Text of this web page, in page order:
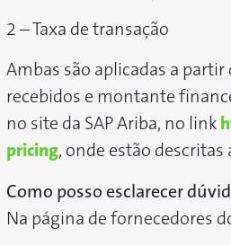
2 – Taxa de transação
Ambas são aplicadas a
recebidos e montante
no site da SAP Ariba, no link
pricing, onde estão descritas
Como posso esclarecer
Na página de fornecedores